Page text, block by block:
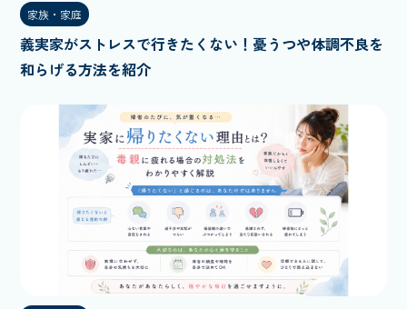
家族・家庭
義実家がストレスで行きたくない！憂うつや体調不良を
和らげる方法を紹介